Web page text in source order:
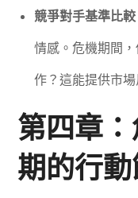
競爭對手基準比較
情感。危機期間
作？這能提供市
第四章
期的行